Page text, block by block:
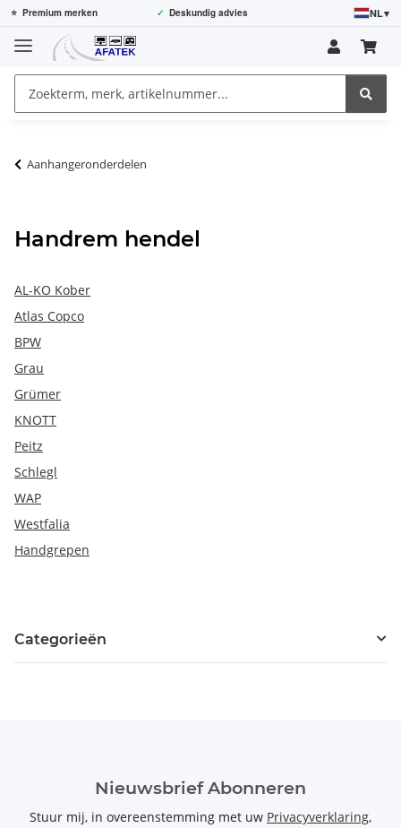
⭐ Premium merken ✓ Deskundig advies NL▾
Aanhangeronderdelen
Handrem hendel
AL-KO Kober
Atlas Copco
BPW
Grau
Grümer
KNOTT
Peitz
Schlegl
WAP
Westfalia
Handgrepen
Categorieën
Nieuwsbrief Abonneren
Stuur mij, in overeenstemming met uw Privacyverklaring,